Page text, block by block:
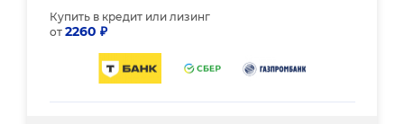
Купить в кредит или лизинг
от 2260 ₽